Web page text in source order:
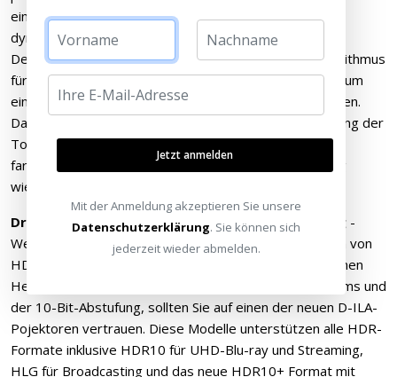
einzelnen Szene eines HDR10 Filmes sorgt für eine
dynamische Anpassung von Helligkeit, Farbe und
Detailschärfe in Echtzeit. Der von JVC entwickelte Algorithmus
für das Tone Mapping wurde vollständig überarbeitet, um
eine HDR-Darstellung mit höherer Farbtiefe zu erreichen.
Darüber hinaus wurde der Algorithmus für die Anpassung der
Tonwertkurve verbessert, so dass HDR-Inhalte heller,
farbintensiver und mit einem größeren Dynamikumfang
wiedergegeben werden können.
Drastisch verbesserte realistische Bilddarstellung -
Wenn es darum geht, die umfangreichen Informationen von
HDR-Inhalten wiederzugeben, einschließlich des enormen
Helligkeitsbereichs, des erweiterten BT.2020-Farbraums und
der 10-Bit-Abstufung, sollten Sie auf einen der neuen D-ILA-
Pojektoren vertrauen. Diese Modelle unterstützen alle HDR-
Formate inklusive HDR10 für UHD-Blu-ray und Streaming,
HLG für Broadcasting und das neue HDR10+ Format mit
Jetzt anmelden
Mit der Anmeldung akzeptieren Sie unsere
Datenschutzerklärung. Sie können sich
jederzeit wieder abmelden.